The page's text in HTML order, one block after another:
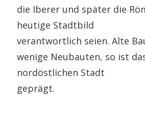
die Iberer und später die
heutige Stadtbild
verantwortlich seien. Alte
wenige Neubauten, so ist
nordöstlichen Stadt
geprägt.